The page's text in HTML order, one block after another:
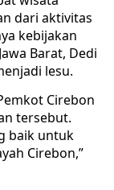
dari aktivitas
kebijakan
Barat, Dedi
lesu.
Cirebon
tersebut.
baik untuk
Cirebon,”